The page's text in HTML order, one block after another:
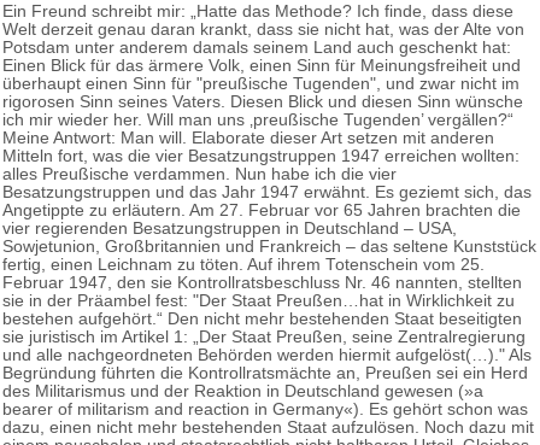
Ein Freund schreibt mir: „Hatte das Methode? Ich finde, dass diese
Welt derzeit genau daran krankt, dass sie nicht hat, was der Alte von
Potsdam unter anderem damals seinem Land auch geschenkt hat:
Einen Blick für das ärmere Volk, einen Sinn für Meinungsfreiheit und
überhaupt einen Sinn für "preußische Tugenden", und zwar nicht im
rigorosen Sinn seines Vaters. Diesen Blick und diesen Sinn wünsche
ich mir wieder her. Will man uns ‚preußische Tugenden’ vergällen?“
Meine Antwort: Man will. Elaborate dieser Art setzen mit anderen
Mitteln fort, was die vier Besatzungstruppen 1947 erreichen wollten:
alles Preußische verdammen. Nun habe ich die vier
Besatzungstruppen und das Jahr 1947 erwähnt. Es geziemt sich, das
Angetippte zu erläutern. Am 27. Februar vor 65 Jahren brachten die
vier regierenden Besatzungstruppen in Deutschland – USA,
Sowjetunion, Großbritannien und Frankreich – das seltene Kunststück
fertig, einen Leichnam zu töten. Auf ihrem Totenschein vom 25.
Februar 1947, den sie Kontrollratsbeschluss Nr. 46 nannten, stellten
sie in der Präambel fest: "Der Staat Preußen…hat in Wirklichkeit zu
bestehen aufgehört.“ Den nicht mehr bestehenden Staat beseitigten
sie juristisch im Artikel 1: „Der Staat Preußen, seine Zentralregierung
und alle nachgeordneten Behörden werden hiermit aufgelöst(…)." Als
Begründung führten die Kontrollratsmächte an, Preußen sei ein Herd
des Militarismus und der Reaktion in Deutschland gewesen (»a
bearer of militarism and reaction in Germany«). Es gehört schon was
dazu, einen nicht mehr bestehenden Staat aufzulösen. Noch dazu mit